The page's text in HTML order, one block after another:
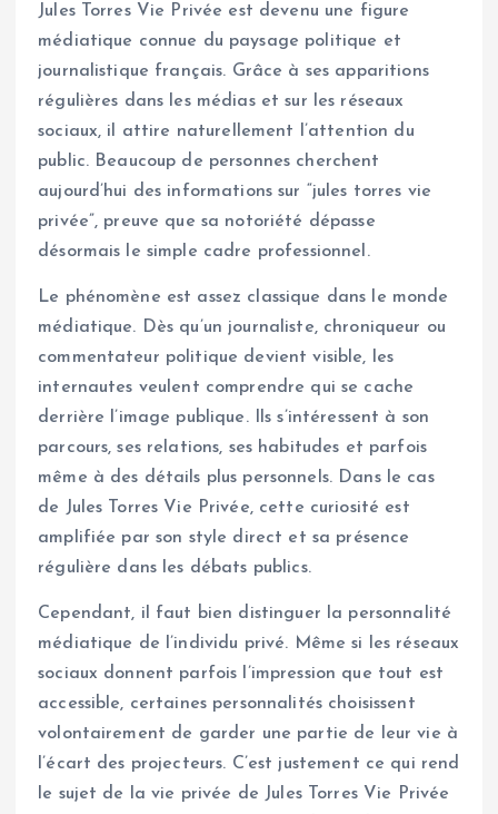
Jules Torres Vie Privée est devenu une figure
médiatique connue du paysage politique et
journalistique français. Grâce à ses apparitions
régulières dans les médias et sur les réseaux
sociaux, il attire naturellement l’attention du
public. Beaucoup de personnes cherchent
aujourd’hui des informations sur “jules torres vie
privée”, preuve que sa notoriété dépasse
désormais le simple cadre professionnel.
Le phénomène est assez classique dans le monde
médiatique. Dès qu’un journaliste, chroniqueur ou
commentateur politique devient visible, les
internautes veulent comprendre qui se cache
derrière l’image publique. Ils s’intéressent à son
parcours, ses relations, ses habitudes et parfois
même à des détails plus personnels. Dans le cas
de Jules Torres Vie Privée, cette curiosité est
amplifiée par son style direct et sa présence
régulière dans les débats publics.
Cependant, il faut bien distinguer la personnalité
médiatique de l’individu privé. Même si les réseaux
sociaux donnent parfois l’impression que tout est
accessible, certaines personnalités choisissent
volontairement de garder une partie de leur vie à
l’écart des projecteurs. C’est justement ce qui rend
le sujet de la vie privée de Jules Torres Vie Privée